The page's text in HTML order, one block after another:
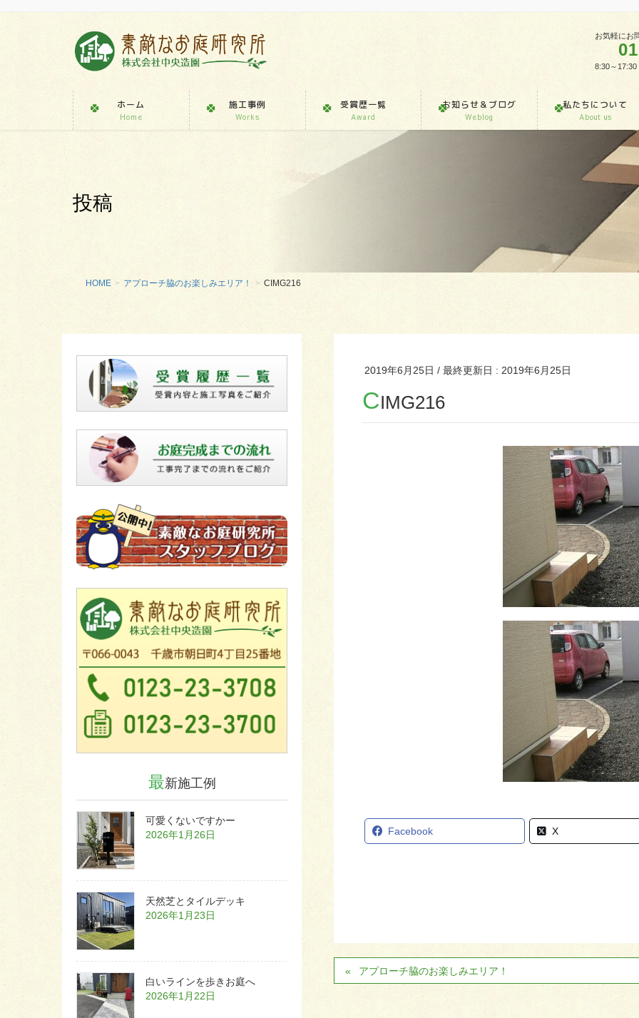
お気軽にお
8:30～
ホーム
Home
施工事例
Works
受賞歴一覧
Award
お知らせ＆ブログ
Weblog
私たちについて
About us
投稿
HOME アプローチ脇のお楽しみエリア！ CIMG216
2019年6月25日 / 最終更新日 : 2019年6月25日
CIMG216
Facebook X
アプローチ脇のお楽しみエリア！
最新施工例
可愛くないですかー
2026年1月26日
天然芝とタイルデッキ
2026年1月23日
白いラインを歩きお庭へ
2026年1月22日